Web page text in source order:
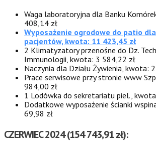
Waga laboratoryjna dla Banku
408,14 zł
Wyposażenie ogrodowe do patio
pacjentów, kwota: 11 423,45 zł
2 Klimatyzatory przenośne do Dz.
Immunologii, kwota: 3 584,22 zł
Naczynia dla Działu Żywienia, kwota:
Prace serwisowe przy stronie www
984,00 zł
1 Lodówka do sekretariatu piel.,
Dodatkowe wyposażenie ścianki
69,98 zł
CZERWIEC 2024 (154 743,91 zł):